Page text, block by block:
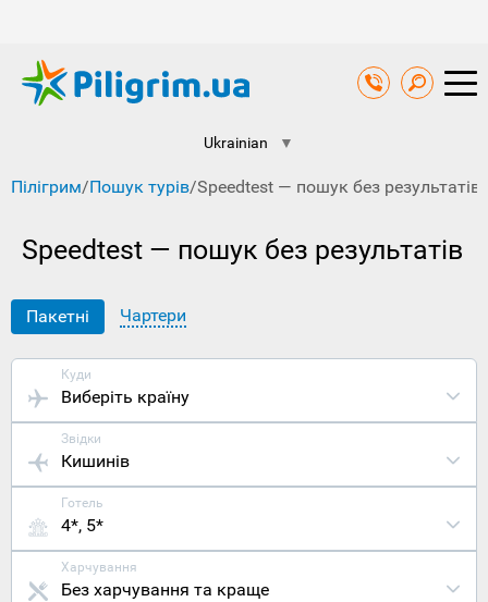
Ukrainian ▼
Пілігрим/Пошук турів/Speedtest — пошук без результатів
Speedtest — пошук без результатів
Пакетні Чартери
Куди
Виберіть країну
Звідки
Кишинів
Готель
4*, 5*
Харчування
Без харчування та краще